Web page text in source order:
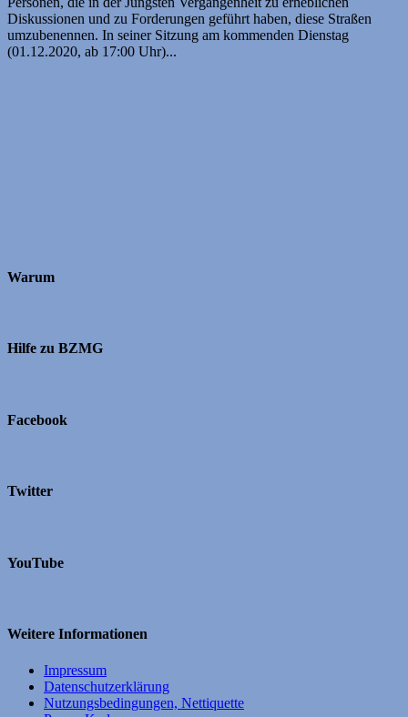
Diskussionen und zu Forderungen geführt haben, diese Straßen
umzubenennen. In seiner Sitzung am kommenden Dienstag
(01.12.2020, ab 17:00 Uhr)...
Warum
Hilfe zu BZMG
Facebook
Twitter
YouTube
Weitere Informationen
Impressum
Datenschutzerklärung
Nutzungsbedingungen, Nettiquette